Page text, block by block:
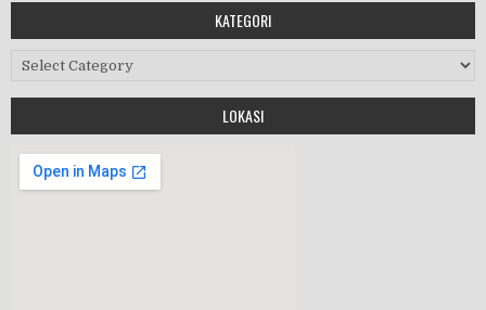
Workshop Perangkat 2019
HALAL BIHALAL
KATEGORI
Kategori
LOKASI